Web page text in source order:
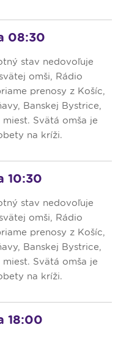
08:30
stav nedovoľuje
omši, Rádio
prenosy z Košíc,
Banskej Bystrice,
Svätá omša je
na kríži.
10:30
stav nedovoľuje
omši, Rádio
prenosy z Košíc,
Banskej Bystrice,
Svätá omša je
na kríži.
18:00